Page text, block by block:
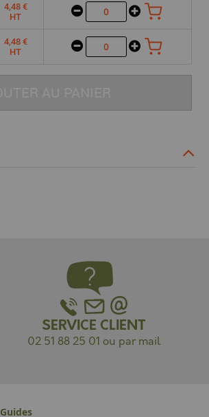
4,48 €
HT
4,48 €
HT
SERVICE CLIENT
02 51 88 25 01 ou par mail
Guides